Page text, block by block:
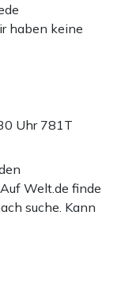
haben keine
Uhr 781T
Welt.de finde
suche. Kann